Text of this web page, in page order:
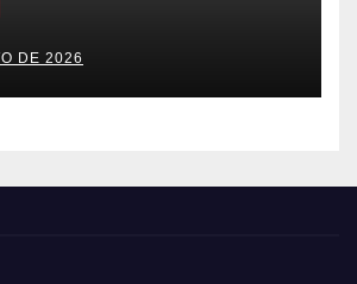
DE 2026